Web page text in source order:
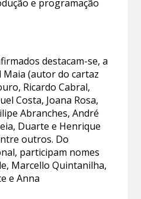
e programação
destacam-se, a
Maia (autor do cartaz
Ricardo Cabral,
Costa, Joana Rosa,
Abranches, André
Duarte e Henrique
outros. Do
participam nomes
Marcello Quintanilha,
e Anna